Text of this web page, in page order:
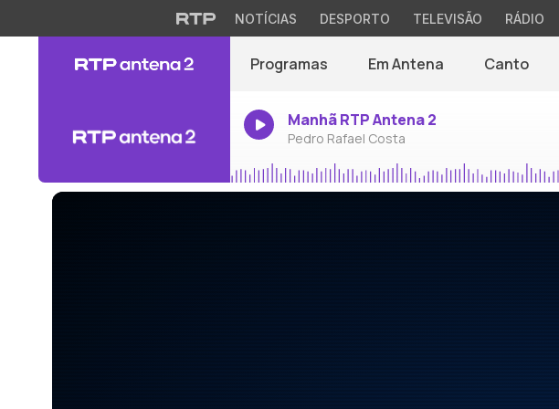
NOTÍCIAS DESPORTO TELEVISÃO RÁDIO
Programas Em Antena Canto
Manhã RTP Antena 2
Pedro Rafael Costa